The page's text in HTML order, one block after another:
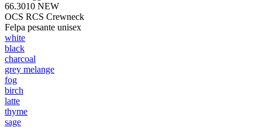
66.3010 NEW
OCS RCS Crewneck
Felpa pesante unisex
white
black
charcoal
grey melange
fog
birch
latte
thyme
sage